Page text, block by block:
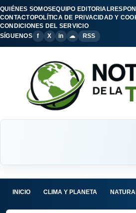
QUIÉNES SOMOSEQUIPO EDITORIAL
CONTACTOPOLÍTICA DE PRIVACIDAD Y
CONDICIONES DEL SERVICIO
SÍGUENOS
f X in ☁ RSS
INICIO CLIMA Y PLANETA